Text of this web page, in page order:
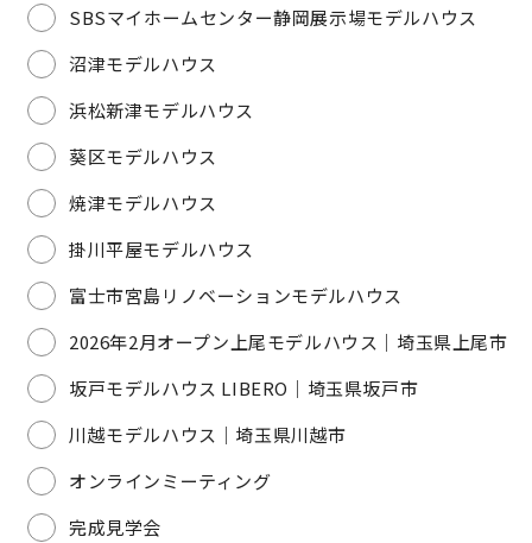
Glass Arts
キママプラス
納得リフォームスタジオ
分譲住宅･不動産
施工事例 お客さまの声
近日分譲予定情報
SBSマイホームセンター静岡展示場モデルハウス
沼津モデルハウス
浜松新津モデルハウス
葵区モデルハウス
焼津モデルハウス
掛川平屋モデルハウス
富士市宮島リノベーションモデルハウス
2026年2月オープン上尾モデルハウス｜埼玉県上尾市
坂戸モデルハウス LIBERO｜埼玉県坂戸市
川越モデルハウス｜埼玉県川越市
オンラインミーティング
完成見学会